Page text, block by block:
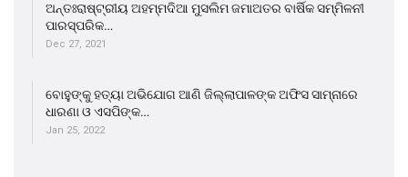
ଅନ୍ତଃରାଷ୍ଟ୍ରୀୟ ଅହମ୍ମଦିଆ ମୁସଲିମ ଜମାଅତର ବାର୍ଷିକ ସମ୍ମିଳନୀ
ପାରସ୍ପରିକ…
Dec 27, 2021
ବୋହୁଙ୍କୁ ହତ୍ୟା ଅଭିଯୋଗ ଆଣି ଜିଲ୍ଲାପାଳଙ୍କ ଅଫିସ ସାମ୍ନାରେ
ଧାରଣା ଓ ଏସପିଙ୍କ…
Jan 25, 2022